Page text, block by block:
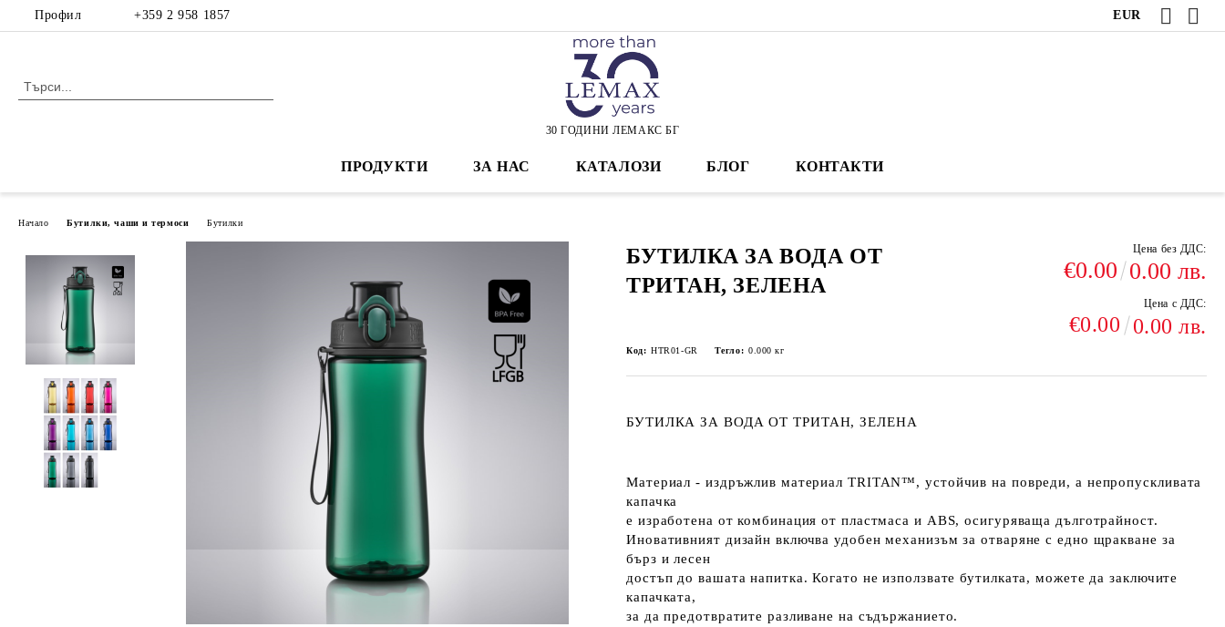
Профил +359 2 958 1857 EUR
30 ГОДИНИ ЛЕМАКС БГ
ПРОДУКТИ ЗА НАС КАТАЛОЗИ БЛОГ КОНТАКТИ
Начало Бутилки, чаши и термоси Бутилки
БУТИЛКА ЗА ВОДА ОТ
ТРИТАН, ЗЕЛЕНА
Цена без ДДС:
€0.00 0.00 лв.
Цена с ДДС:
€0.00 0.00 лв.
Код: HTR01-GR Тегло: 0.000 кг
БУТИЛКА ЗА ВОДА ОТ ТРИТАН, ЗЕЛЕНА
Материал - издръжлив материал TRITAN™, устойчив на повреди, а непропускливата
капачка
е изработена от комбинация от пластмаса и ABS, осигуряваща дълготрайност.
Иновативният дизайн включва удобен механизъм за отваряне с едно щракване за
бърз и лесен
достъп до вашата напитка. Когато не използвате бутилката, можете да заключите
капачката,
за да предотвратите разливане на съдържанието.